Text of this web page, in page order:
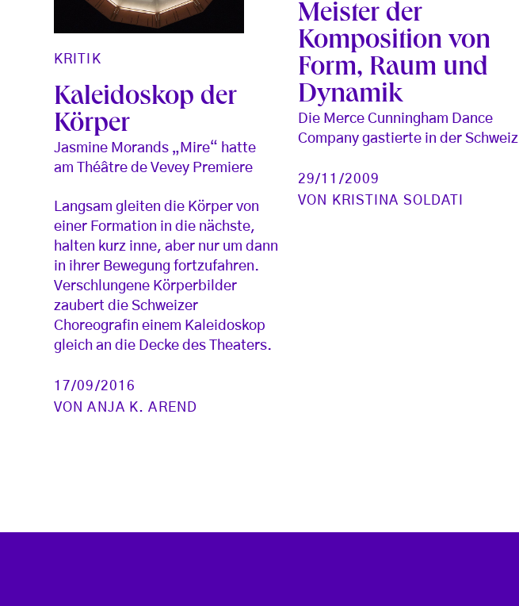
KRITIK
Kaleidoskop der
Körper
Jasmine Morands „Mire“ hatte
am Théâtre de Vevey Premiere
Langsam gleiten die Körper von
einer Formation in die nächste,
halten kurz inne, aber nur um dann
in ihrer Bewegung fortzufahren.
Verschlungene Körperbilder
zaubert die Schweizer
Choreografin einem Kaleidoskop
gleich an die Decke des Theaters.
17/09/2016
VONANJA K. AREND
Meister der
Komposition von
Form, Raum und
Dynamik
Die Merce Cunningham Dance
Company gastierte in der Schweiz
29/11/2009
VON
KRISTINA SOLDATI